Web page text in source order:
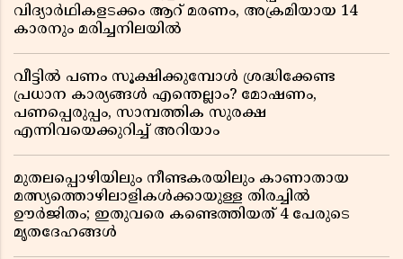
വിദ്യാർഥികളടക്കം ആറ് മരണം, അക്രമിയായ 14
കാരനും മരിച്ചനിലയിൽ
വീട്ടിൽ പണം സൂക്ഷിക്കുമ്പോൾ ശ്രദ്ധിക്കേണ്ട
പ്രധാന കാര്യങ്ങൾ എന്തെല്ലാം? മോഷണം,
പണപ്പെരുപ്പം, സാമ്പത്തിക സുരക്ഷ
എന്നിവയെക്കുറിച്ച് അറിയാം
മുതലപ്പൊഴിയിലും നീണ്ടകരയിലും കാണാതായ
മത്സ്യത്തൊഴിലാളികൾക്കായുള്ള തിരച്ചിൽ
ഊർജിതം; ഇതുവരെ കണ്ടെത്തിയത് 4 പേരുടെ
മൃതദേഹങ്ങൾ